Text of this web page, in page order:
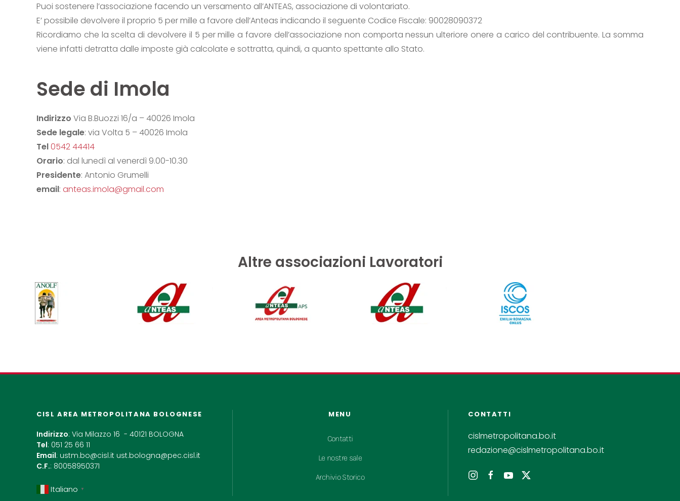
Puoi sostenere l’associazione facendo un versamento all’ANTEAS, associazione di volontariato.
E’ possibile devolvere il proprio 5 per mille a favore dell’Anteas indicando il seguente Codice Fiscale: 90028090372
Ricordiamo che la scelta di devolvere il 5 per mille a favore dell’associazione non comporta nessun ulteriore onere a carico del contribuente. La somma
viene infatti detratta dalle imposte già calcolate e sottratta, quindi, a quanto spettante allo Stato.
Sede di Imola
Indirizzo Via B.Buozzi 16/a – 40026 Imola
Sede legale: via Volta 5 – 40026 Imola
Tel0542 44414
Orario: dal lunedì al venerdì 9.00-10.30
Presidente: Antonio Grumelli
email: anteas.imola@gmail.com
Altre associazioni Lavoratori
CISL AREA METROPOLITANA BOLOGNESE
Indirizzo: Via Milazzo 16 - 40121 BOLOGNA
Tel: 051 25 66 11
Email: ustm.bo@cisl.it ust.bologna@pec.cisl.it
C.F.: 80058950371
Italiano ▼
MENU
Contatti
Le nostre sale
Archivio Storico
CONTATTI
cislmetropolitana.bo.it
redazione@cislmetropolitana.bo.it